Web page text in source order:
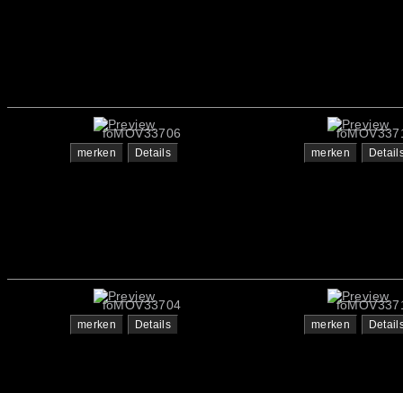
foMOV33706
merken Details merken
foMOV33704
merken Details merken